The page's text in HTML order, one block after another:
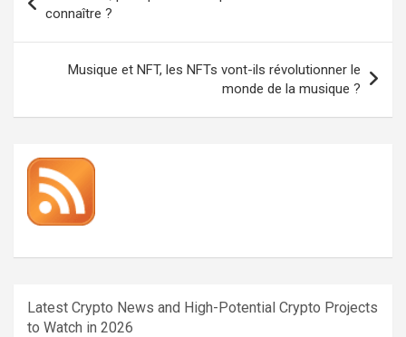
de
l’article
connaître ?
Musique et NFT, les NFTs vont-ils révolutionner le
monde de la musique ?
Latest Crypto News and High-Potential Crypto Projects
to Watch in 2026